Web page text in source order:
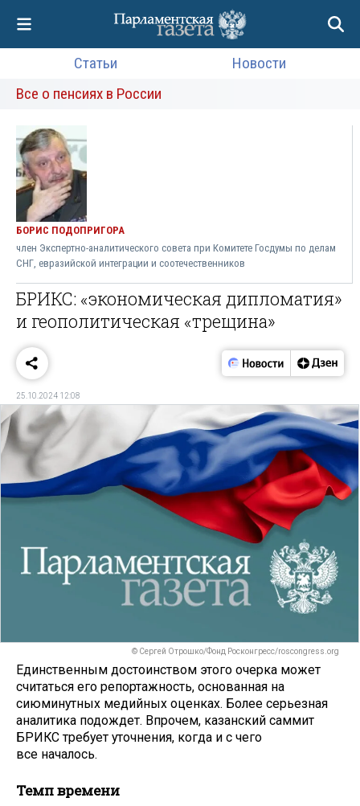
Статьи
Новости
Все о пенсиях в России
БОРИС ПОДОПРИГОРА
член Экспертно-аналитического совета при Комитете Госдумы по делам
СНГ, евразийской интеграции и соотечественников
БРИКС: «экономическая дипломатия»
и геополитическая «трещина»
25.10.2024 12:08
© Сергей Отрошко/Фонд Росконгресс/roscongress.org
Единственным достоинством этого очерка может
считаться его репортажность, основанная на
сиюминутных медийных оценках. Более серьезная
аналитика подождет. Впрочем, казанский саммит
БРИКС требует уточнения, когда и с чего
все началось.
Темп времени